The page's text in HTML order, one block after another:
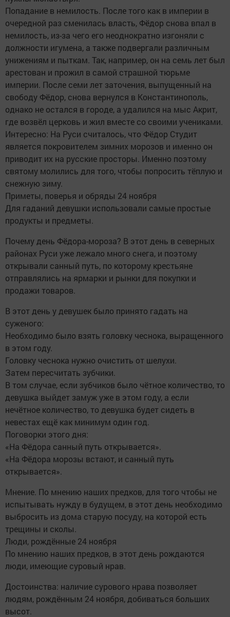
Попадание в немилость. После того как в империи в
очередной раз сменилась власть, Фёдор снова впал в
немилость, из-за чего его неоднократно изгоняли с
должности игумена, а также подвергали различным
унижениям и пыткам. Так, например, он на семь лет был
арестован и прожил в самой страшной тюрьме
империи. После семи лет заточения, выпущенный на
свободу Фёдор, снова вернулся в Константинополь,
однако не остался в городе, а удалился на мыс Акрит,
где возвёл церковь и жил вместе со своими учениками.
Интересно: На Руси считалось, что Фёдор Студит
является покровителем зимних морозов и именно он
приводит их на русские просторы. Именно поэтому
святому молились для того, чтобы попросить тёплую и
снежную зиму.
Приметы, поверья и обряды 24 ноября
Для гаданий девушки использовали самые простые
продукты и предметы.
Почему день Фёдора-мороза? В этот день в северных
районах Руси уже лежало много снега, и поэтому
открывали санный путь, по которому крестьяне
отправлялись на ярмарки и рынки для покупки и
продажи товаров.
В этот день у девушек было принято гадать на
суженого:
Необходимо было взять головку чеснока, выращенного
в этом году.
Головку чеснока нужно очистить от шелухи.
Затем пересчитать зубчики.
В том случае, если зубчиков было чётное количество, то
девушка выйдет замуж уже в этом году, а если
нечётное количество, то девушка будет сидеть в
невестах ещё как минимум один год.
Поговорки этого дня:
«На Фёдора санный путь открывается».
«На Фёдора морозы встают, и санный путь
открывается».
Мнение. По мнению наших предков, для того чтобы не
испытывать нужду в будущем, в этот день необходимо
выбросить из дома старую посуду, на которой есть
трещины и сколы.
Люди, рождённые 24 ноября
По мнению наших предков, в этот день рождаются
люди, имеющие суровый нрав.
Достоинства: наличие сурового нрава позволяет
людям, рождённым 24 ноября, добиваться больших
высот.